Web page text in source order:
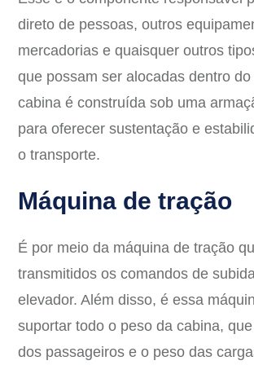
direto de pessoas, outros
mercadorias e quaisquer outros
que possam ser alocadas dentro do
cabina é construída sob uma
para oferecer sustentação e
o transporte.
Máquina de tração
É por meio da máquina de tração
transmitidos os comandos de
elevador. Além disso, é essa
suportar todo o peso da cabina,
dos passageiros e o peso das